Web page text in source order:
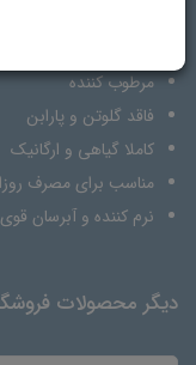
مرطوب کننده
فاقد گلوتن و پارابن
کاملا گیاهی و ارگانیک
مناسب برای مصرف
نرم کننده و آبرسان
دیگر محصولات